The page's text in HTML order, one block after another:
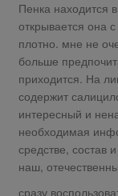
Пенка находится
открывается она
плотно. мне не
больше
приходится. На
содержит
интересный и
необходимая
средстве, состав
наш,
сразу